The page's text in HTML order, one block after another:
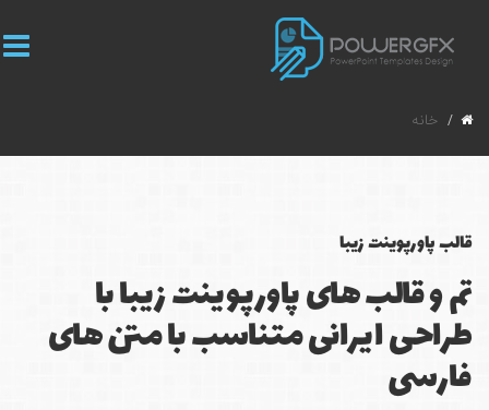
خانه
قالب پاورپوینت زیبا
تم و قالب های پاورپوینت زیبا با
طراحی ایرانی متناسب با متن های
فارسی